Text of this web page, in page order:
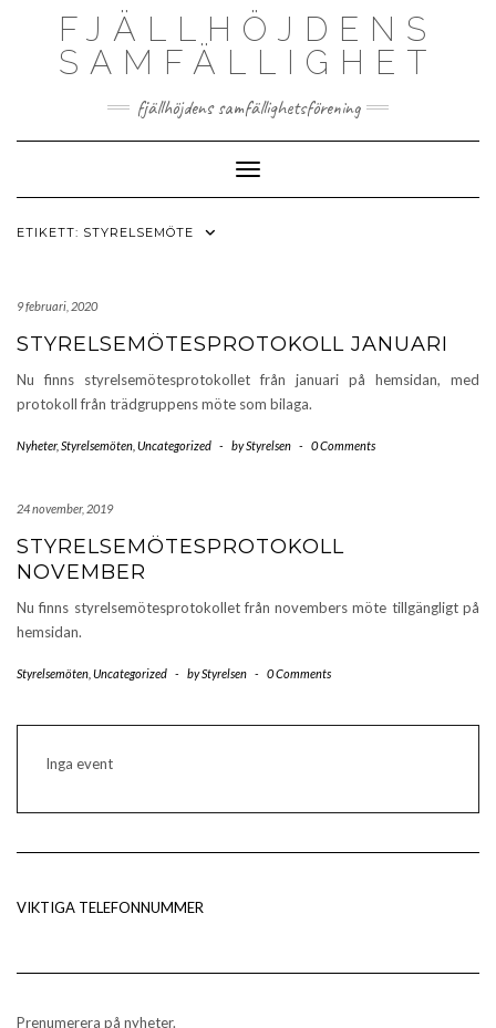
FJÄLLHÖJDENS
SAMFÄLLIGHET
fjällhöjdens samfällighetsförening
Toggle Navigation
ETIKETT: STYRELSEMÖTE
9 februari, 2020
STYRELSEMÖTESPROTOKOLL JANUARI
Nu finns styrelsemötesprotokollet från januari på hemsidan, med
protokoll från trädgruppens möte som bilaga.
Nyheter, Styrelsemöten Uncategorized - byStyrelsen - 0 Comments
24 november, 2019
STYRELSEMÖTESPROTOKOLL
NOVEMBER
Nu finns styrelsemötesprotokollet från novembers möte tillgängligt på
hemsidan.
Styrelsemöten Uncategorized - byStyrelsen - 0 Comments
Inga event
VIKTIGA TELEFONNUMMER
Prenumerera på nyheter.